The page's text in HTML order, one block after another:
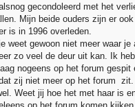
gecondoleerd met het
Mijn beide ouders zijn er
is in 1996 overleden.
weet gewoon niet meer waar
zo veel de deur uit kan. Ik
nogeens op het forum gespit
zij niet meer op het forum
Weet jij hoe het met haar is